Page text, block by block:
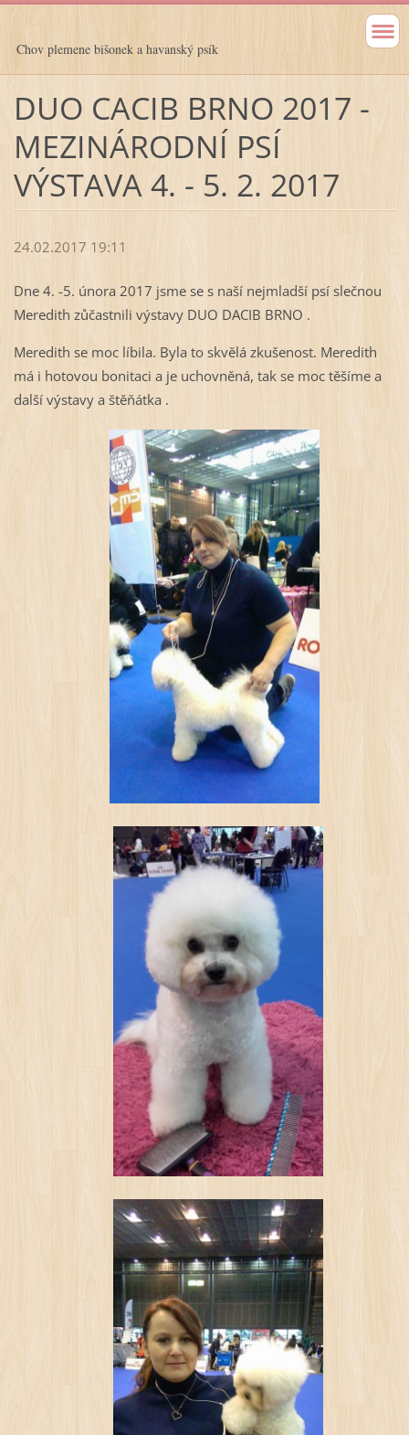
Chov plemene bišonek a havanský psík
DUO CACIB BRNO 2017 -
MEZINÁRODNÍ PSÍ
VÝSTAVA 4. - 5. 2. 2017
24.02.2017 19:11
Dne 4. -5. února 2017 jsme se s naší nejmladší psí slečnou
Meredith zůčastnili výstavy DUO DACIB BRNO .
Meredith se moc líbila. Byla to skvělá zkušenost. Meredith
má i hotovou bonitaci a je uchovněná, tak se moc těšíme a
další výstavy a štěňátka .